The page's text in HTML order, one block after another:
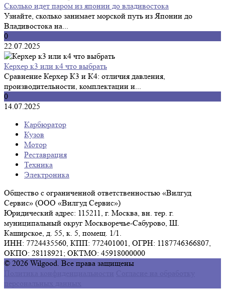
Сколько идет паром из японии до владивостока
Узнайте, сколько занимает морской путь из Японии до
Владивостока на...
0
22.07.2025
Керхер к3 или к4 что выбрать
Сравнение Керхер К3 и К4: отличия давления,
производительности, комплектации и...
0
14.07.2025
Карбюратор
Кузов
Мотор
Реставрация
Техника
Электроника
Общество с ограниченной ответственностью «Вилгуд
Сервис» (ООО «Вилгуд Сервис»)
Юридический адрес: 115211, г. Москва, вн. тер. г.
муниципальный округ Москворечье-Сабурово, Ш.
Каширское, д. 55, к. 5, помещ. 1/1.
ИНН: 7724435560, КПП: 772401001, ОГРН: 1187746366807,
ОКПО: 28118921; ОКТМО: 45918000000
© 2026 Wilgood. Все права защищены